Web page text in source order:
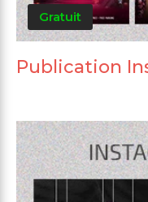
Gratuit
Publication